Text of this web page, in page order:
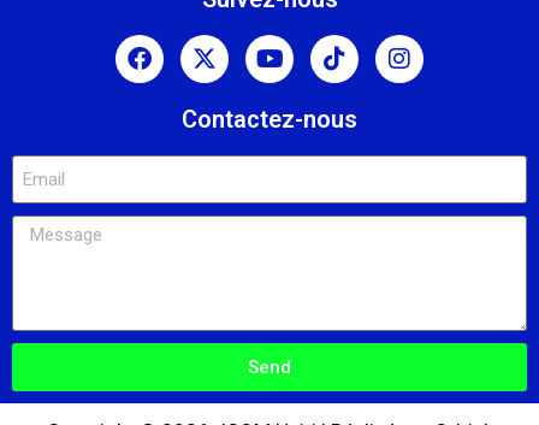
Contactez-nous
Send